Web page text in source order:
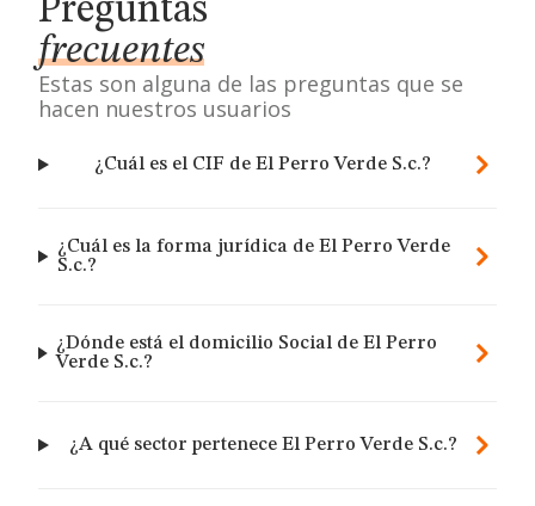
Preguntas
frecuentes
Estas son alguna de las preguntas que se
hacen nuestros usuarios
¿Cuál es el CIF de El Perro Verde S.c.?
¿Cuál es la forma jurídica de El Perro Verde
S.c.?
¿Dónde está el domicilio Social de El Perro
Verde S.c.?
¿A qué sector pertenece El Perro Verde S.c.?